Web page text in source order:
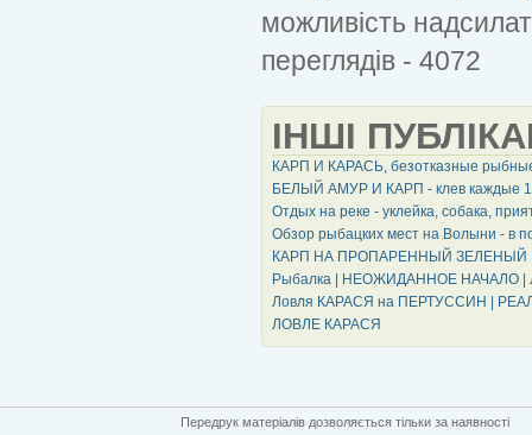
можливість
переглядів - 4072
ІНШІ
КАРП И КАРАСЬ, безотказные
БЕЛЫЙ АМУР И КАРП - клев каждые
Отдых на реке - уклейка, собака,
Обзор рыбацких мест на Волыни - в
КАРП НА ПРОПАРЕННЫЙ ЗЕЛЕНЫЙ
Рыбалка | НЕОЖИДАННОЕ НАЧАЛО
Ловля КАРАСЯ на ПЕРТУССИН |
ЛОВЛЕ КАРАСЯ
Передрук матеріалів дозволяється тільки за наявності